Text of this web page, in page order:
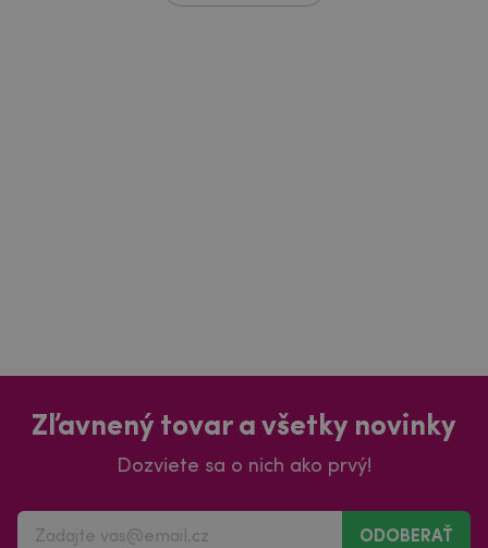
Zľavnený tovar a všetky novinky
Dozviete sa o nich ako prvý!
ODOBERAŤ